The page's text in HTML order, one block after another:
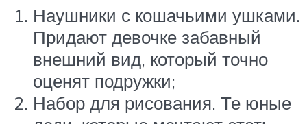
Наушники с кошачьими ушками.
Придают девочке забавный
внешний вид, который точно
оценят подружки;
Набор для рисования. Те юные